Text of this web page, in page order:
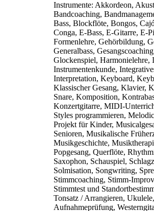
Instrumente: Akkordeon,
Bandcoaching,
Bass, Blockflöte, Bongos,
Conga, E-Bass, E-Gitarre, E-
Formenlehre, Gehörbildung,
Generalbass,
Glockenspiel, Harmonielehre,
Instrumentenkunde,
Interpretation, Keyboard,
Klassischer Gesang, Klavier,
Snare, Komposition,
Konzertgitarre, MIDI-
Styles programmieren,
Projekt für Kinder,
Senioren, Musikalische
Musikgeschichte,
Popgesang, Querflöte,
Saxophon, Schauspiel,
Solmisation, Songwriting,
Stimmcoaching, Stimm-
Stimmtest und
Tonsatz / Arrangieren,
Aufnahmeprüfung,